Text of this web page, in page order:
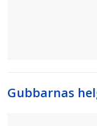
Gubbarnas